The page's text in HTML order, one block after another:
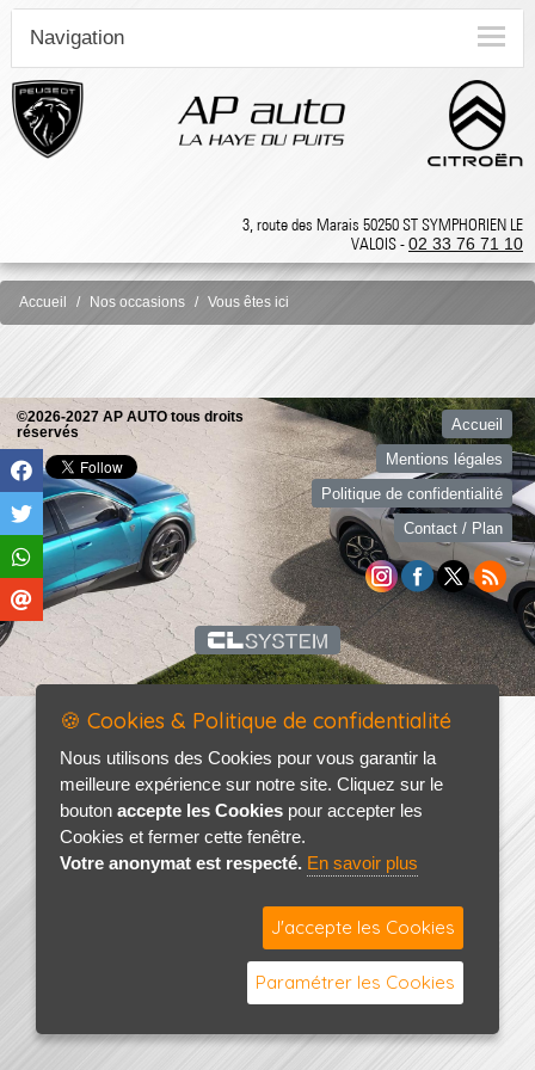
Navigation
3, route des Marais 50250 ST SYMPHORIEN LE
VALOIS -02 33 76 71 10
Accueil Nos occasions Vous êtes ici
©2026-2027 AP AUTO tous droits
réservés
Accueil
Mentions légales
Politique de confidentialité
Contact / Plan
🍪 Cookies & Politique de confidentialité
Nous utilisons des Cookies pour vous garantir la
meilleure expérience sur notre site. Cliquez sur le
bouton accepte les Cookies pour accepter les
Cookies et fermer cette fenêtre.
Votre anonymat est respecté. En savoir plus
J'accepte les Cookies
Paramétrer les Cookies